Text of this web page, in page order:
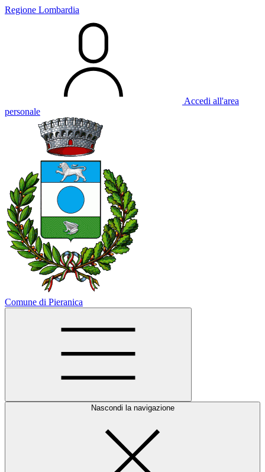
Regione Lombardia
Accedi all'area
personale
Comune di Pieranica
Nascondi la navigazione